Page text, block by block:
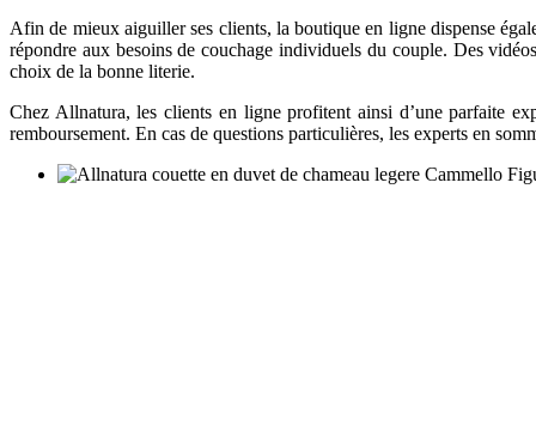
Afin de mieux aiguiller ses clients, la boutique en ligne dispense
répondre aux besoins de couchage individuels du couple. Des
choix de la bonne literie.
Chez Allnatura, les clients en ligne profitent ainsi d’une parfaite
remboursement. En cas de questions particulières, les experts en